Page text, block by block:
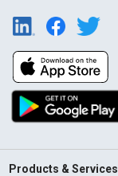
Products & Services